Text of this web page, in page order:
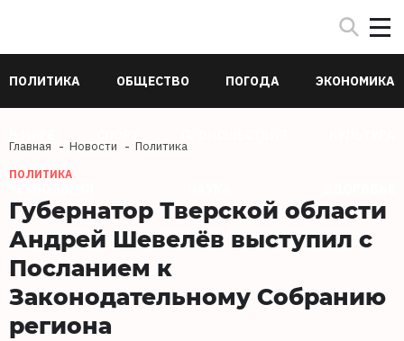
ПОЛИТИКА ОБЩЕСТВО ПОГОДА ЭКОНОМИКА
Главная Новости Политика
ПОЛИТИКА
Губернатор Тверской области
Андрей Шевелёв выступил с
Посланием к
Законодательному Собранию
региона